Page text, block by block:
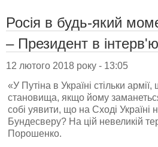
Росія в будь-який
– Президент в
12 лютого 2018 року - 13:05
«У Путіна в Україні стільки
становища, якщо йому
собі уявити, що на Сході Україні
Бундесверу? На цій невеликій
Порошенко.